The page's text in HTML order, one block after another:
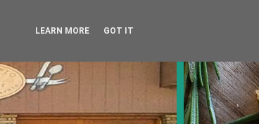
LEARN MORE GOT IT